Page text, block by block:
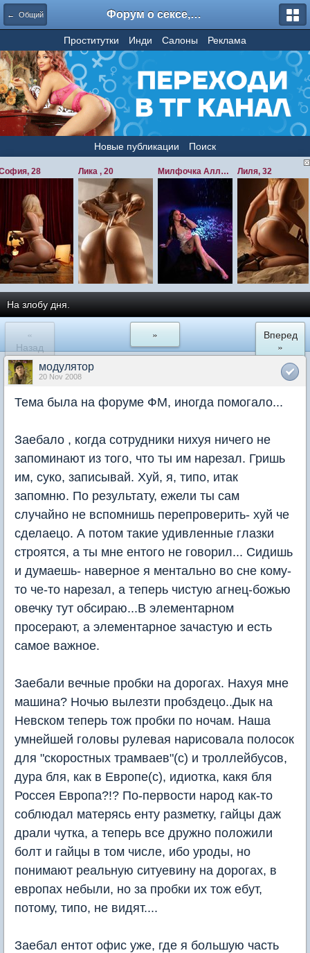
← Общий Форум о сексе, секс форум, отзывы о проститутках - amurzone.com / amurfan / amurspb / amurforum
Проститутки Инди Салоны Реклама
Новые публикации Поиск
На злобу дня.
«
Назад
»
Вперед
»
модулятор
20 Nov 2008
Тема была на форуме ФМ, иногда помогало...
Заебало , когда сотрудники нихуя ничего не
запоминают из того, что ты им нарезал. Гришь
им, суко, записывай. Хуй, я, типо, итак
запомню. По результату, ежели ты сам
случайно не вспомнишь перепроверить- хуй че
сделаецо. А потом такие удивленные глазки
строятся, а ты мне ентого не говорил... Сидишь
и думаешь- наверное я ментально во сне кому-
то че-то нарезал, а теперь чистую агнец-божью
овечку тут обсираю...В элементарном
просерают, а элементарное зачастую и есть
самое важное.
Заебали вечные пробки на дорогах. Нахуя мне
машина? Ночью вылезти пробздецо..Дык на
Невском теперь тож пробки по ночам. Наша
умнейшей головы рулевая нарисовала полосок
для "скоростных трамваев"(с) и троллейбусов,
дура бля, как в Европе(с), идиотка, какя бля
Россея Европа?!? По-первости народ как-то
соблюдал матерясь енту разметку, гайцы даж
драли чутка, а теперь все дружно положили
болт и гайцы в том числе, ибо уроды, но
понимают реальную ситуевину на дорогах, в
европах небыли, но за пробки их тож ебут,
потому, типо, не видят....
Заебал ентот офис уже, где я большую часть